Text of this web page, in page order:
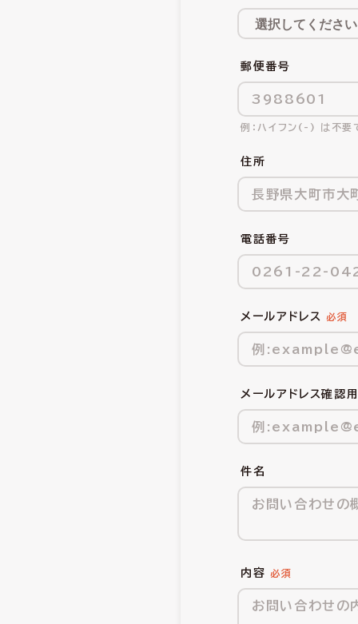
郵便番号
ハイフン(-) は不要
住所
電話番号
メールアドレス
メールアドレス確認
件名
内容